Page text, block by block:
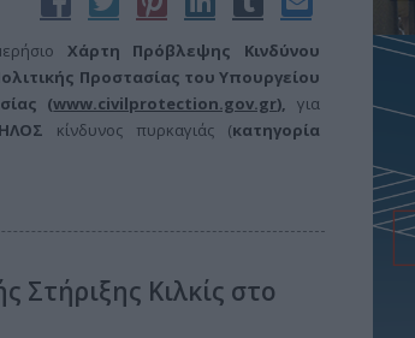
Χάρτη Πρόβλεψης Κινδύνου
Προστασίας του Υπουργείου
(www.civilprotection.gov.gr), για
κίνδυνος πυρκαγιάς (κατηγορία
Στήριξης Κιλκίς στο